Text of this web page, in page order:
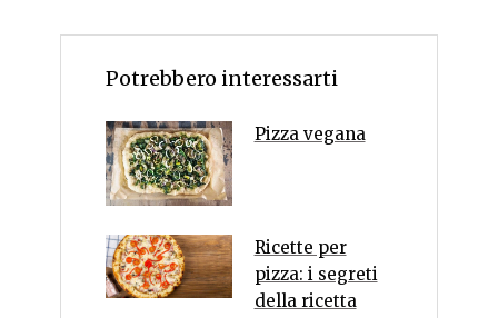
Potrebbero interessarti
Pizza vegana
Ricette per
pizza: i segreti
della ricetta